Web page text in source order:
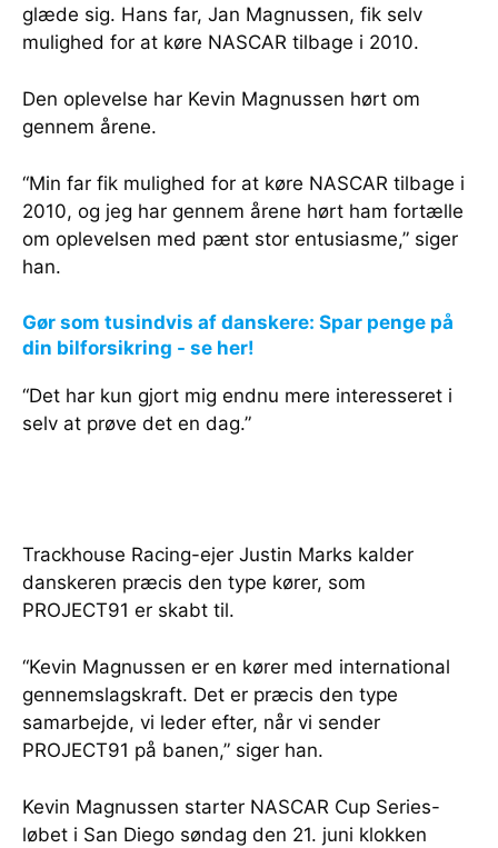
glæde sig. Hans far, Jan Magnussen, fik selv
mulighed for at køre NASCAR tilbage i 2010.
Den oplevelse har Kevin Magnussen hørt om
gennem årene.
“Min far fik mulighed for at køre NASCAR tilbage i
2010, og jeg har gennem årene hørt ham fortælle
om oplevelsen med pænt stor entusiasme,” siger
han.
Gør som tusindvis af danskere: Spar penge på
din bilforsikring - se her!
“Det har kun gjort mig endnu mere interesseret i
selv at prøve det en dag.”
Trackhouse Racing-ejer Justin Marks kalder
danskeren præcis den type kører, som
PROJECT91 er skabt til.
“Kevin Magnussen er en kører med international
gennemslagskraft. Det er præcis den type
samarbejde, vi leder efter, når vi sender
PROJECT91 på banen,” siger han.
Kevin Magnussen starter NASCAR Cup Series-
løbet i San Diego søndag den 21. juni klokken